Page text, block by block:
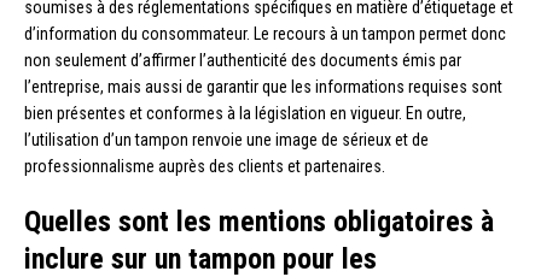
soumises à des réglementations spécifiques en matière d’étiquetage et
d’information du consommateur. Le recours à un tampon permet donc
non seulement d’affirmer l’authenticité des documents émis par
l’entreprise, mais aussi de garantir que les informations requises sont
bien présentes et conformes à la législation en vigueur. En outre,
l’utilisation d’un tampon renvoie une image de sérieux et de
professionnalisme auprès des clients et partenaires.
Quelles sont les mentions obligatoires à
inclure sur un tampon pour les